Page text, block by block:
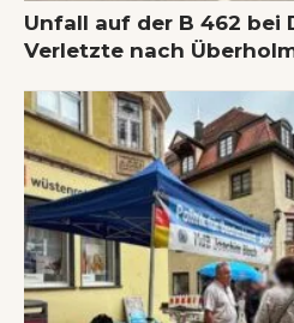
Unfall auf der B 462 bei
Verletzte nach